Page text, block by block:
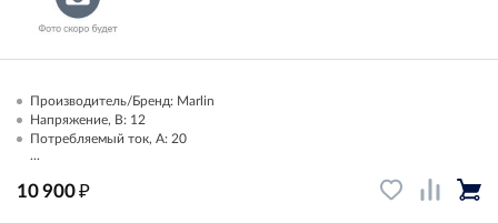
Производитель/Бренд: Marlin
Напряжение, В: 12
Потребляемый ток, А: 20
...
10 900₽